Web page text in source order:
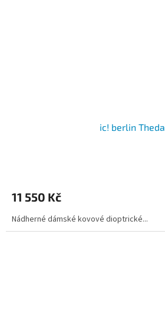
ic! berlin Theda
11 550 Kč
Nádherné dámské kovové dioptrické...